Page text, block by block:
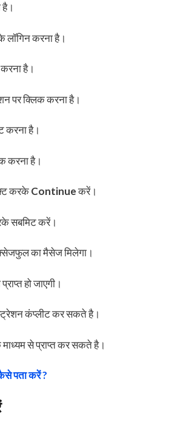
है।
लॉगिन करना है।
है।
पर क्लिक करना है।
करना है।
करना है।
करकेContinueकरें।
सबमिट करें।
का मैसेज मिलेगा।
हो जाएगी।
कंप्लीट कर सकते है।
से प्राप्त कर सकते है।
पता करें ?